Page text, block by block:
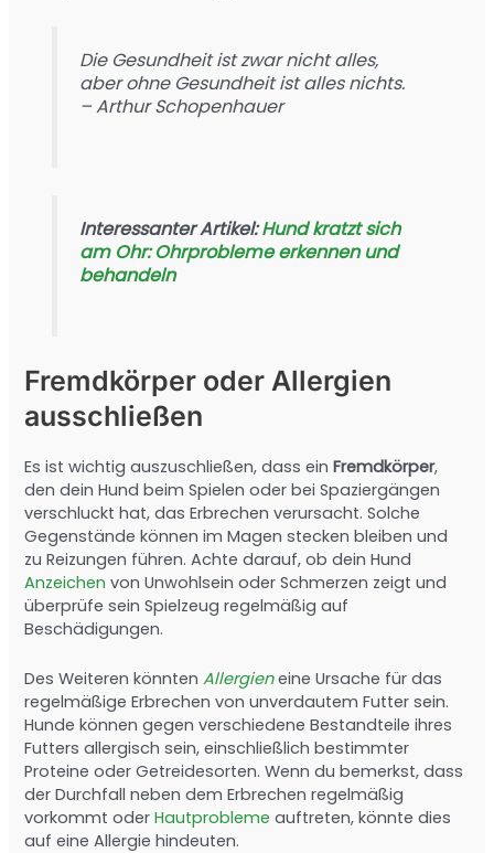
Die Gesundheit ist zwar nicht alles,
aber ohne Gesundheit ist alles nichts.
– Arthur Schopenhauer
Interessanter Artikel:Hund kratzt sich
am Ohr: Ohrprobleme erkennen und
behandeln
Fremdkörper oder Allergien
ausschließen
Es ist wichtig auszuschließen, dass einFremdkörper,
den dein Hund beim Spielen oder bei Spaziergängen
verschluckt hat, das Erbrechen verursacht. Solche
Gegenstände können im Magen stecken bleiben und
zu Reizungen führen. Achte darauf, ob dein Hund
Anzeichen von Unwohlsein oder Schmerzen zeigt und
überprüfe sein Spielzeug regelmäßig auf
Beschädigungen.
Des Weiteren könntenAllergieneine Ursache für das
regelmäßige Erbrechen von unverdautem Futter sein.
Hunde können gegen verschiedene Bestandteile ihres
Futters allergisch sein, einschließlich bestimmter
Proteine oder Getreidesorten. Wenn du bemerkst, dass
der Durchfall neben dem Erbrechen regelmäßig
vorkommt oderHautprobleme auftreten, könnte dies
auf eine Allergie hindeuten.